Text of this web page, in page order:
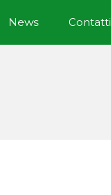
News Contatti